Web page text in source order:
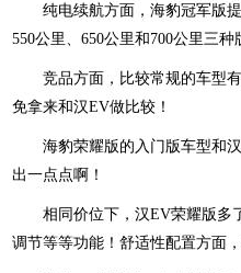
纯电续航方面，海豹冠军版
550公里、650公里和700公里三种
竞品方面，比较常规的车型
免拿来和汉EV做比较！
海豹荣耀版的入门版车型和
出一点点啊！
相同价位下，汉EV荣耀版多
调节等等功能！舒适性配置方面